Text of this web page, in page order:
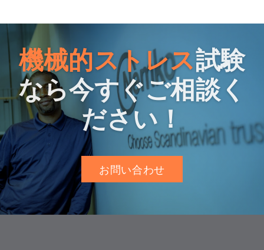
機械的ストレス試験
なら今すぐご相談く
ださい！
お問い合わせ